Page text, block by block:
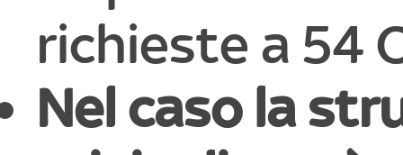
richieste a 54
Nel caso la